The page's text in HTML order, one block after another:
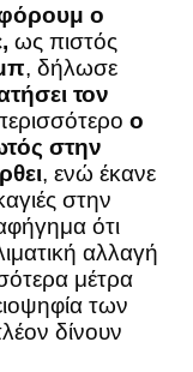
ο
ως πιστός
, δήλωσε
τον
ο
στην
, ενώ έκανε
στην
ότι
αλλαγή
μέτρα
των
δίνουν